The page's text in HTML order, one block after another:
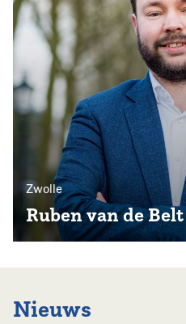
Zwolle
Ruben van de Belt
Nieuws